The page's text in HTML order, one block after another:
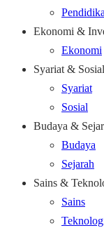
Ekonomi &
Ekonomi
Syariat & Sosial
Syariat
Sosial
Budaya &
Budaya
Sejarah
Sains &
Sains